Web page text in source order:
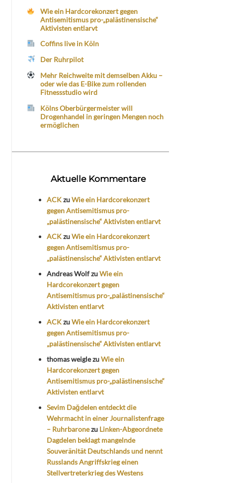
Wie ein Hardcorekonzert gegen
Antisemitismus pro-„palästinensische“
Aktivisten entlarvt
Coffins live in Köln
Der Ruhrpilot
Mehr Reichweite mit demselben Akku –
oder wie das E-Bike zum rollenden
Fitnessstudio wird
Kölns Oberbürgermeister will
Drogenhandel in geringen Mengen noch
ermöglichen
Aktuelle Kommentare
ACKzuWie ein Hardcorekonzert
gegen Antisemitismus pro-
„palästinensische“ Aktivisten entlarvt
ACKzuWie ein Hardcorekonzert
gegen Antisemitismus pro-
„palästinensische“ Aktivisten entlarvt
Andreas WolfzuWie ein
Hardcorekonzert gegen
Antisemitismus pro-„palästinensische“
Aktivisten entlarvt
ACKzuWie ein Hardcorekonzert
gegen Antisemitismus pro-
„palästinensische“ Aktivisten entlarvt
thomas weiglezuWie ein
Hardcorekonzert gegen
Antisemitismus pro-„palästinensische“
Aktivisten entlarvt
Sevim Dağdelen entdeckt die
Wehrmacht in einer Journalistenfrage
– Ruhrbaronezu Linken-Abgeordnete
Dagdelen beklagt mangelnde
Souveränität Deutschlands und nennt
Russlands Angriffskrieg einen
Stellvertreterkrieg des Westens